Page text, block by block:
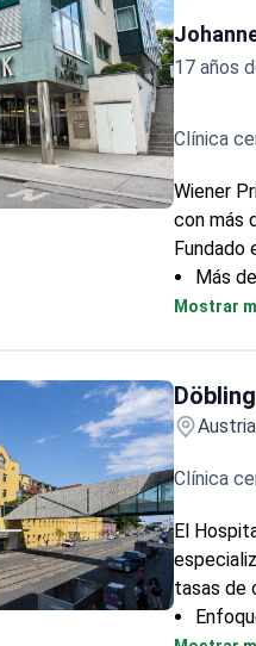
17 años
Clínica
Wiener
con más
Fundado
Más
Mostrar
Clínica
El
tasas de